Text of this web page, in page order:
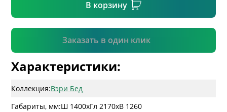
В корзину
Заказать в один клик
Подтвердить
Характеристики:
Коллекция:Вэри Бед
Габариты, мм:Ш 1400xГл 2170xВ 1260